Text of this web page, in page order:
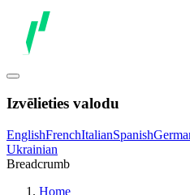
Izvēlieties valodu
EnglishFrenchItalianSpanish
Ukrainian
Breadcrumb
Home